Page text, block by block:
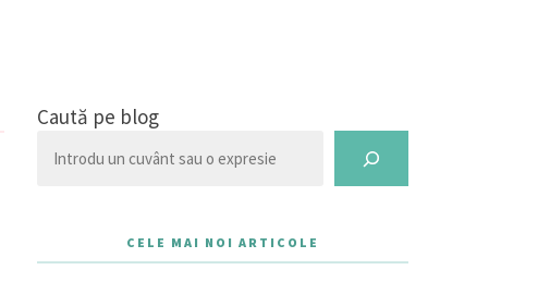
Caută pe blog
CELE MAI NOI ARTICOLE